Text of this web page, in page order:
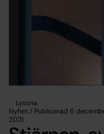
Lyssna
Nyhet / Publicerad 6
2021